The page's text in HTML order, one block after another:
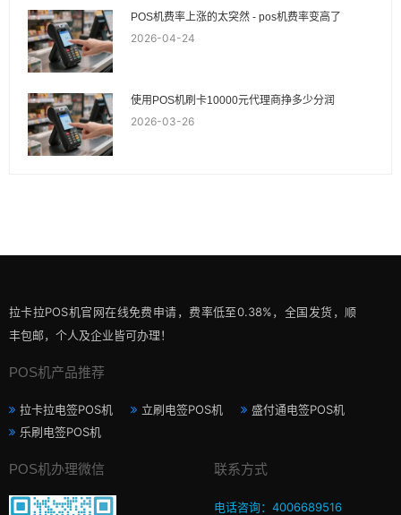
POS机费率上涨的太突然 - pos机费率变高了
2026-04-24
使用POS机刷卡10000元代理商挣多少分润
2026-03-26
拉卡拉POS机官网在线免费申请，费率低至0.38%，全国发货，顺
丰包邮，个人及企业皆可办理！
POS机产品推荐
拉卡拉电签POS机 立刷电签POS机
盛付通电签POS机
乐刷电签POS机
POS机办理微信 联系方式
电话咨询：4006689516